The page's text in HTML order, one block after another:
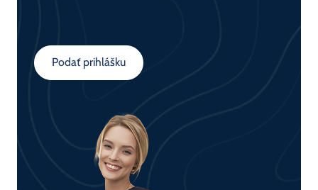
Podať prihlášku